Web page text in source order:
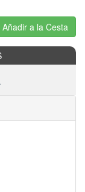
Añadir a la Cesta